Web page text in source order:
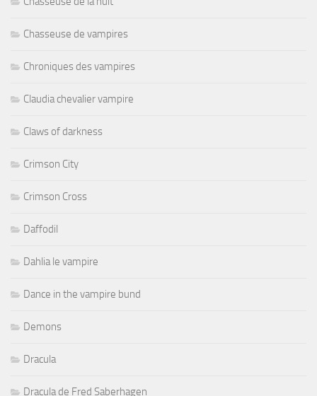
Chasseuse de vampires
Chroniques des vampires
Claudia chevalier vampire
Claws of darkness
Crimson City
Crimson Cross
Daffodil
Dahlia le vampire
Dance in the vampire bund
Demons
Dracula
Dracula de Fred Saberhagen